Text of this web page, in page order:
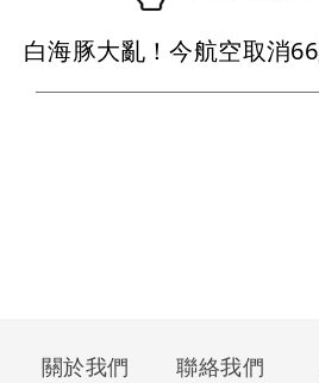
關於我們 聯絡我們